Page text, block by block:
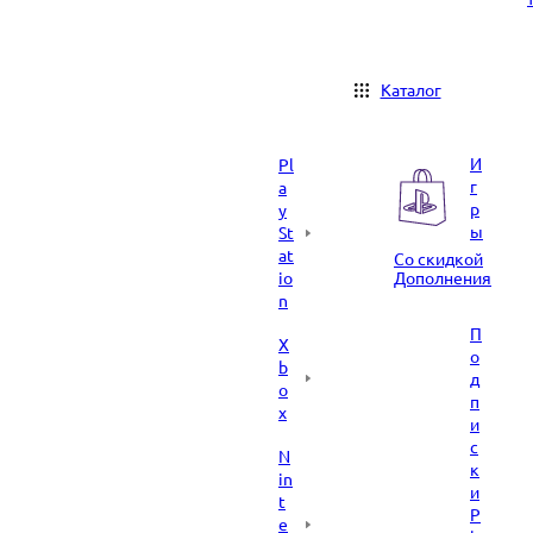
Каталог
Pl
a
y
St
at
io
n
X
b
o
x
N
in
t
e
И
г
р
ы
Со скидкой
Дополнения
П
о
д
п
и
с
к
и
P